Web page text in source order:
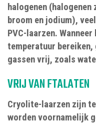
halogenen
broom en jodium),
PVC-laarzen.
temperatuur
gassen vrij, zoals
VRIJ VAN FTALATEN
Cryolite-laarzen zijn
worden voornamelijk